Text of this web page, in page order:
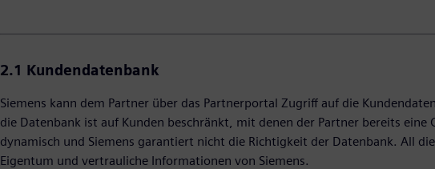
2.1 Kundendatenbank
Siemens kann dem Partner über das Partnerportal Zugriff auf die
die Datenbank ist auf Kunden beschränkt, mit denen der Partner bereits
dynamisch und Siemens garantiert nicht die Richtigkeit der Datenbank. All
Eigentum und vertrauliche Informationen von Siemens.